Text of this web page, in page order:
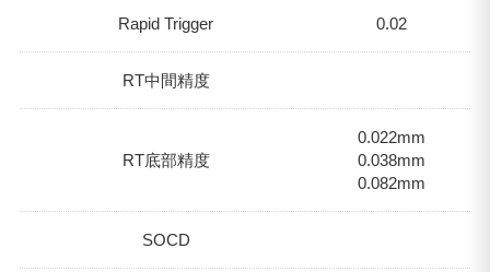
Rapid Trigger 0.02
RT中間精度
RT底部精度
0.022mm
0.038mm
0.082mm
SOCD